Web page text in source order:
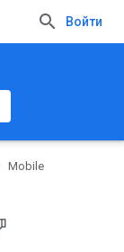
Войти
Mobile